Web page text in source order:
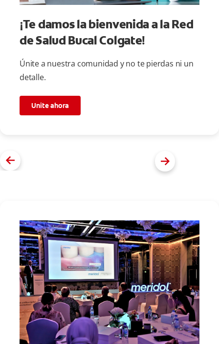
¡Te damos la bienvenida a la Red
de Salud Bucal Colgate!
Únite a nuestra comunidad y no te pierdas ni un
detalle.
Unite ahora